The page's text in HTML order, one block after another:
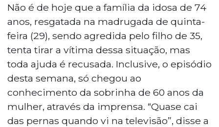
Não é de hoje que a família da idosa de 74
anos, resgatada na madrugada de quinta-
feira (29), sendo agredida pelo filho de 35,
tenta tirar a vítima dessa situação, mas
toda ajuda é recusada. Inclusive, o episódio
desta semana, só chegou ao
conhecimento da sobrinha de 60 anos da
mulher, através da imprensa. “Quase cai
das pernas quando vi na televisão”, disse a